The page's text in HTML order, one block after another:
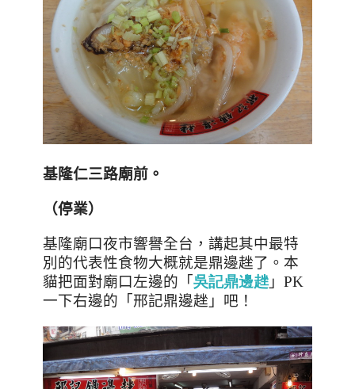
基隆仁三路廟前。
（停業）
基隆廟口夜市響譽全台，講起其中最特
別的代表性食物大概就是鼎邊趖了。本
貓把面對廟口左邊的「 吳記鼎邊趖」 PK
一下右邊的「邢記鼎邊趖」吧！